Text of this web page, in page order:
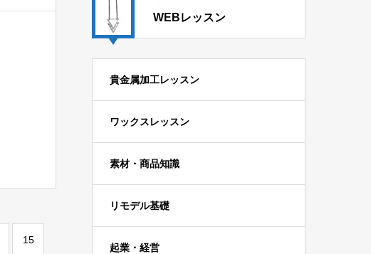
15
WEBレッスン
貴金属加工レッスン
ワックスレッスン
素材・商品知識
リモデル基礎
起業・経営